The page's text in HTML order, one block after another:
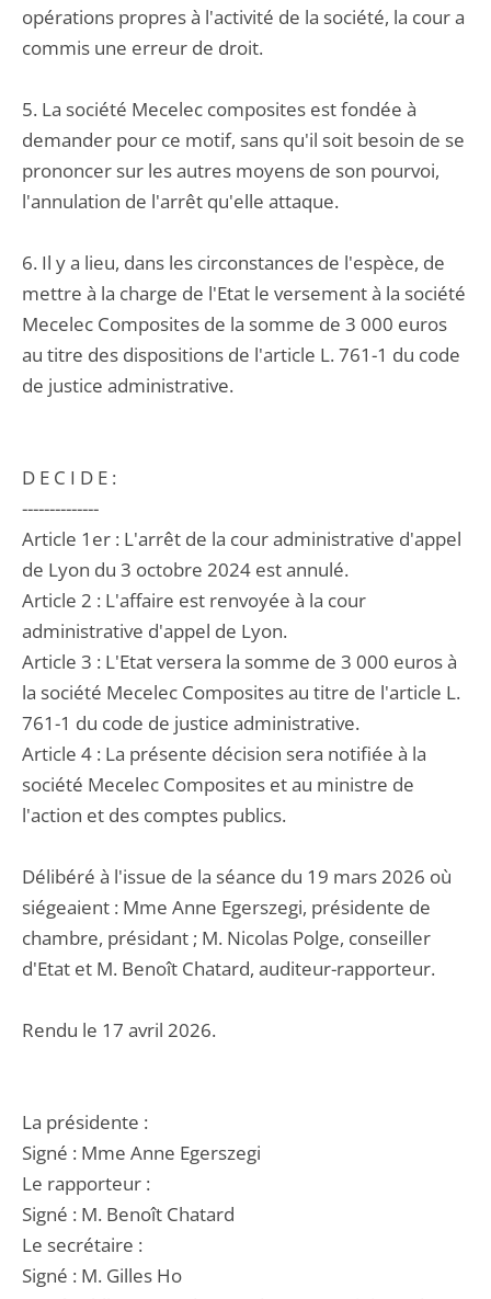
opérations propres à l'activité de la société, la cour a
commis une erreur de droit.
5. La société Mecelec composites est fondée à
demander pour ce motif, sans qu'il soit besoin de se
prononcer sur les autres moyens de son pourvoi,
l'annulation de l'arrêt qu'elle attaque.
6. Il y a lieu, dans les circonstances de l'espèce, de
mettre à la charge de l'Etat le versement à la société
Mecelec Composites de la somme de 3 000 euros
au titre des dispositions de l'article L. 761-1 du code
de justice administrative.
D E C I D E :
--------------
Article 1er : L'arrêt de la cour administrative d'appel
de Lyon du 3 octobre 2024 est annulé.
Article 2 : L'affaire est renvoyée à la cour
administrative d'appel de Lyon.
Article 3 : L'Etat versera la somme de 3 000 euros à
la société Mecelec Composites au titre de l'article L.
761-1 du code de justice administrative.
Article 4 : La présente décision sera notifiée à la
société Mecelec Composites et au ministre de
l'action et des comptes publics.
Délibéré à l'issue de la séance du 19 mars 2026 où
siégeaient : Mme Anne Egerszegi, présidente de
chambre, présidant ; M. Nicolas Polge, conseiller
d'Etat et M. Benoît Chatard, auditeur-rapporteur.
Rendu le 17 avril 2026.
La présidente :
Signé : Mme Anne Egerszegi
Le rapporteur :
Signé : M. Benoît Chatard
Le secrétaire :
Signé : M. Gilles Ho